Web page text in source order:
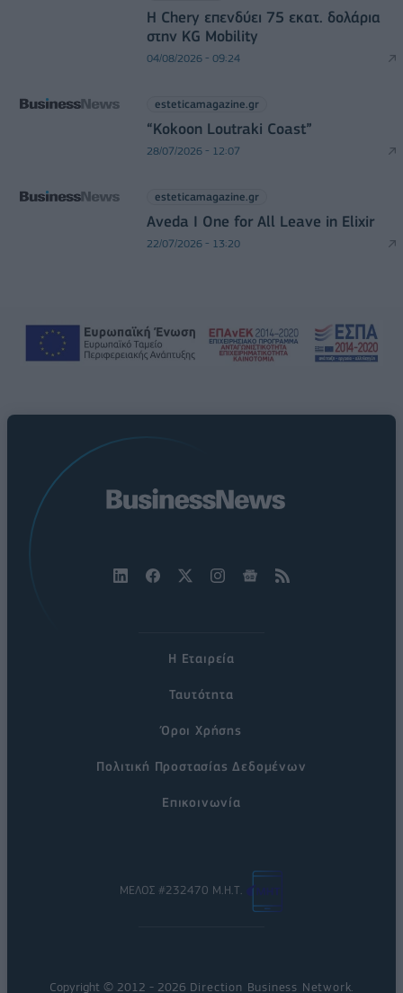
Η Chery επενδύει 75 εκατ. δολάρια
στην KG Mobility
04/08/2026 - 09:24
esteticamagazine.gr
“Kokoon Loutraki Coast”
28/07/2026 - 12:07
esteticamagazine.gr
Aveda I One for All Leave in Elixir
22/07/2026 - 13:20
Η Εταιρεία
Ταυτότητα
Όροι Χρήσης
Πολιτική Προστασίας Δεδομένων
Επικοινωνία
ΜΕΛΟΣ #232470 Μ.Η.Τ.
Copyright © 2012 - 2026 Direction Business Network